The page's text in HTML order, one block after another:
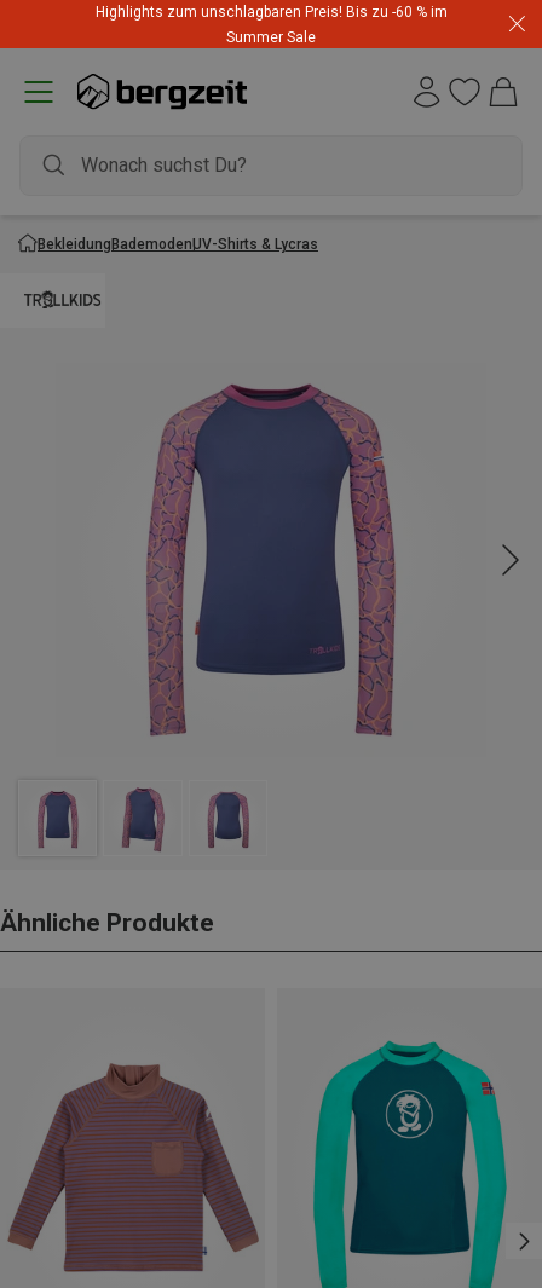
Highlights zum unschlagbaren Preis! Bis zu -60 % im
Summer Sale
BekleidungBademodenUV-Shirts & Lycras
Ähnliche Produkte